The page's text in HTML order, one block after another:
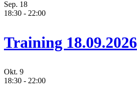
Sep. 18
18:30 - 22:00
Training 18.09.2026
Okt. 9
18:30 - 22:00